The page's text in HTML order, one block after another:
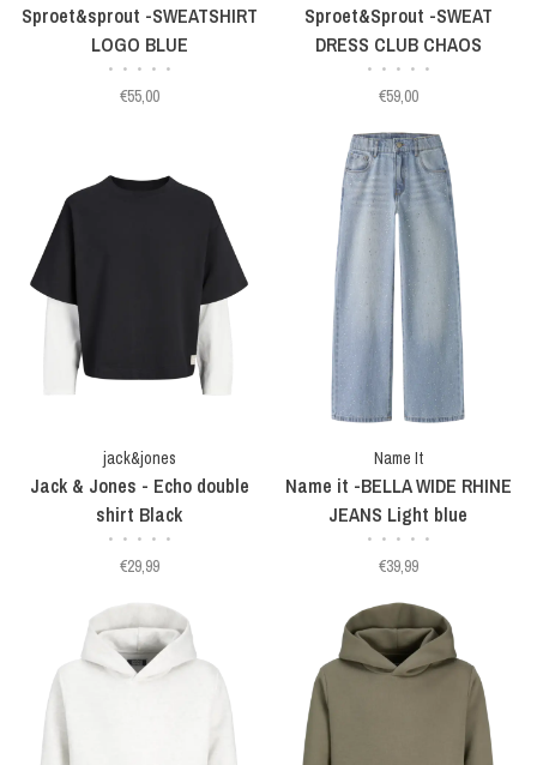
Sproet&sprout -SWEATSHIRT
LOGO BLUE
• • • • •
€55,00
Sproet&Sprout -SWEAT
DRESS CLUB CHAOS
• • • • •
€59,00
jack&jones
Jack & Jones - Echo double
shirt Black
• • • • •
€29,99
Name It
Name it -BELLA WIDE RHINE
JEANS Light blue
• • • • •
€39,99